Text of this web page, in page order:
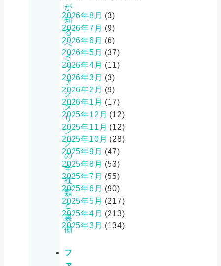
が
知
る
べ
き
フ
ァ
ク
タ
リ
ン
グ
の
全
種
類
と
裏
側
フ
2026年8月 (3)
2026年7月 (9)
2026年6月 (6)
2026年5月 (37)
2026年4月 (11)
2026年3月 (3)
2026年2月 (9)
2026年1月 (17)
2025年12月 (12)
2025年11月 (12)
2025年10月 (28)
2025年9月 (47)
2025年8月 (53)
2025年7月 (55)
2025年6月 (90)
2025年5月 (217)
2025年4月 (213)
2025年3月 (134)